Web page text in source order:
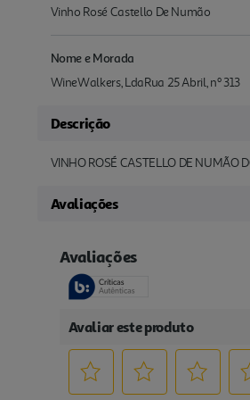
Vinho Rosé Castello De Numão
Nome e Morada
WineWalkers, LdaRua 25 Abril, nº 313
Descrição
VINHO ROSÉ CASTELLO DE NUMÃO
Avaliações